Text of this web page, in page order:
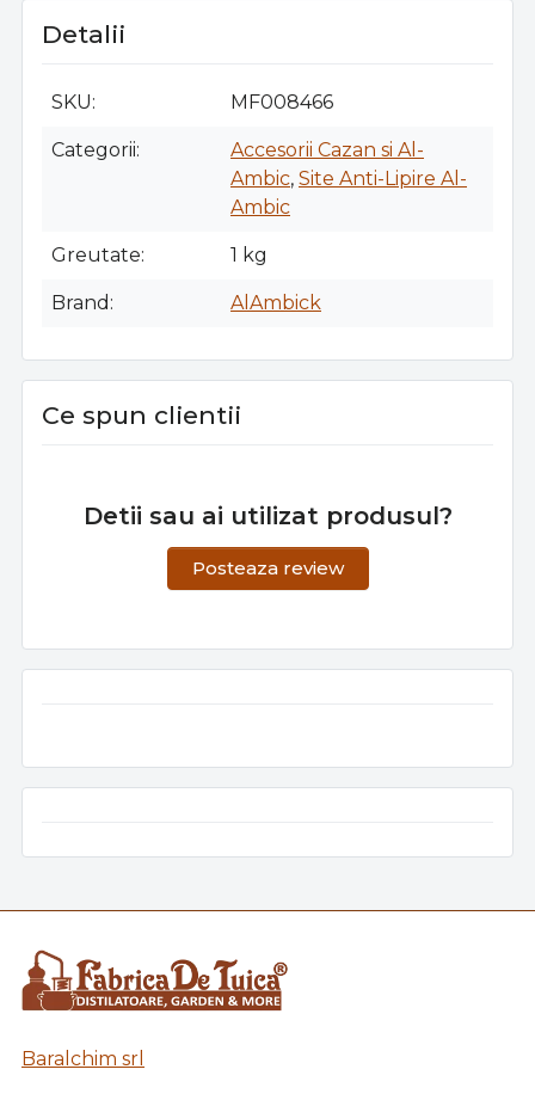
Detalii
SKU MF008466
Categorii
Accesorii Cazan si Al-
Ambic, Site Anti-Lipire Al-
Ambic
Greutate 1 kg
Brand AlAmbick
Ce spun clientii
Detii sau ai utilizat produsul?
Posteaza review
Baralchim srl